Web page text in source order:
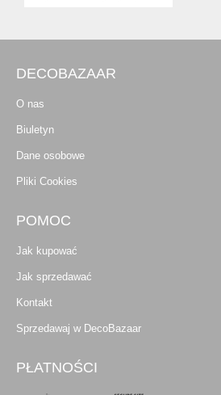
DECOBAZAAR
O nas
Biuletyn
Dane osobowe
Pliki Cookies
POMOC
Jak kupować
Jak sprzedawać
Kontakt
Sprzedawaj w DecoBazaar
PŁATNOŚCI